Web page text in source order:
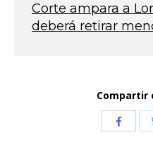
Corte ampara a
deberá retirar
Compartir